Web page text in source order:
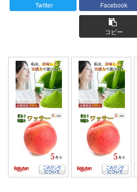
Twitter Facebook
コピー